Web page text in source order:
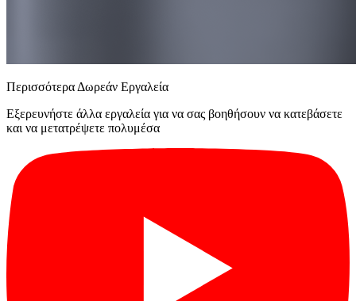
Περισσότερα Δωρεάν Εργαλεία
Εξερευνήστε άλλα εργαλεία για να σας βοηθήσουν να κατεβάσετε
και να μετατρέψετε πολυμέσα